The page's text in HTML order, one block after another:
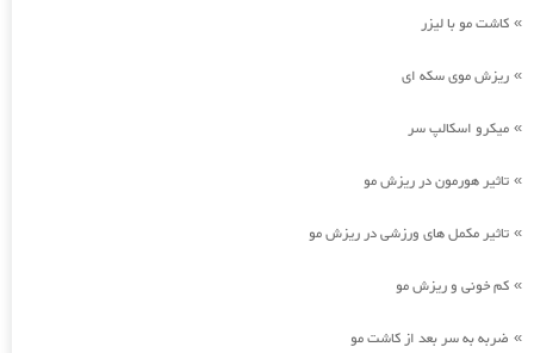
» کاشت مو با لیزر
» ریزش موی سکه ای
» میکرو اسکالپ سر
» تاثیر هورمون در ریزش مو
» تاثیر مکمل های ورزشی در ریزش مو
» کم خونی و ریزش مو
» ضربه به سر بعد از کاشت مو